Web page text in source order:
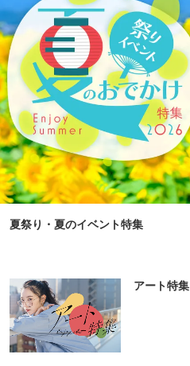
夏祭り・夏のイベント特集
アート特集